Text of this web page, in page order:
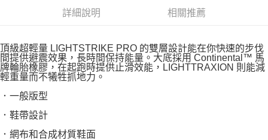
詳細說明 相關推薦
頂級超輕量 LIGHTSTRIKE PRO 的雙層設計能在你快速的步伐
間提供避震效果，長時間保持能量。大底採用 Continental™ 馬
牌輪胎橡膠，在起跑時提供止滑效能，LIGHTTRAXION 則能減
輕重量而不犧牲抓地力。
．一般版型
．鞋帶設計
．網布和合成材質鞋面